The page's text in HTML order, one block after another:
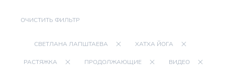
ОЧИСТИТЬ ФИЛЬТР
СВЕТЛАНА ЛАПШТАЕВА ХАТХА ЙОГА
РАСТЯЖКА ПРОДОЛЖАЮЩИЕ ВИДЕО